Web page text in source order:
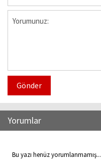
Gönder
Yorumlar
Bu yazı henüz yorumlanmamış...